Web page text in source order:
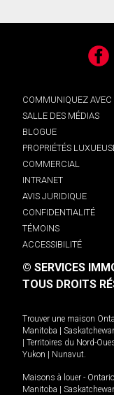
COMMUNIQUEZ AVEC
SALLE DES MÉDIAS
BLOGUE
PROPRIÉTÉS
COMMERCIAL
INTRANET
AVIS JURIDIQUE
CONFIDENTIALITÉ
TÉMOINS
ACCESSIBILITÉ
© SERVICES
TOUS DROITS
Trouver une maison
Manitoba |
| Territoires du Nord-
Yukon | Nunavut
Maisons à louer - Ontario
Manitoba |